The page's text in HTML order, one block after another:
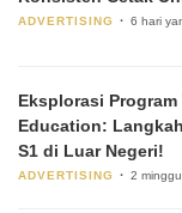
ADVERTISING 6 hari
Eksplorasi
Education:
S1 di Luar Negeri!
ADVERTISING 2